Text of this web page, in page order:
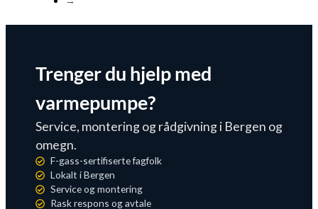
Trenger du hjelp med
varmepumpe?
Service, montering og rådgivning i Bergen og
omegn.
F-gass-sertifiserte fagfolk
Lokalt i Bergen
Service og montering
Rask respons og avtale